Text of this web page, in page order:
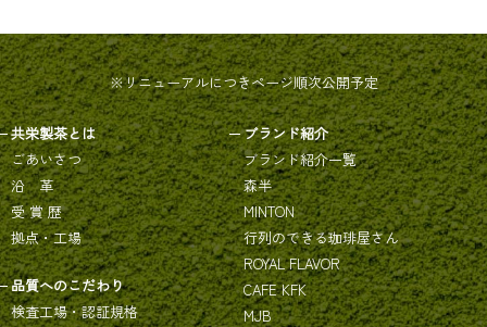
※リニューアルにつきページ順次公開予定
共栄製茶とは
ごあいさつ
沿 革
受 賞 歴
拠点・工場
品質へのこだわり
検査工場・認証規格
ブランド紹介
ブランド紹介一覧
森半
MINTON
行列のできる珈琲屋さん
ROYAL FLAVOR
CAFE KFK
MJB